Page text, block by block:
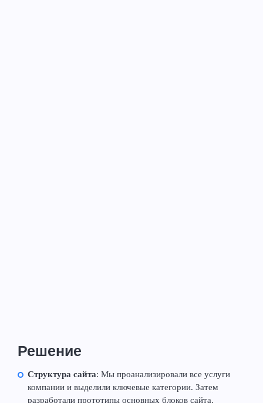
Решение
Структура сайта: Мы проанализировали все услуги
компании и выделили ключевые категории. Затем
разработали прототипы основных блоков сайта,